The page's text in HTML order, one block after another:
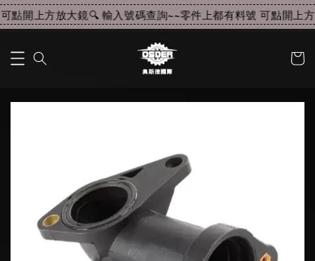
點開上方放大鏡🔍 輸入號碼查詢~~零件上都有料號 可點開上方